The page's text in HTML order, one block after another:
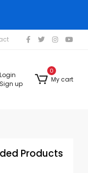
Login
Sign up
0
My cart
Products